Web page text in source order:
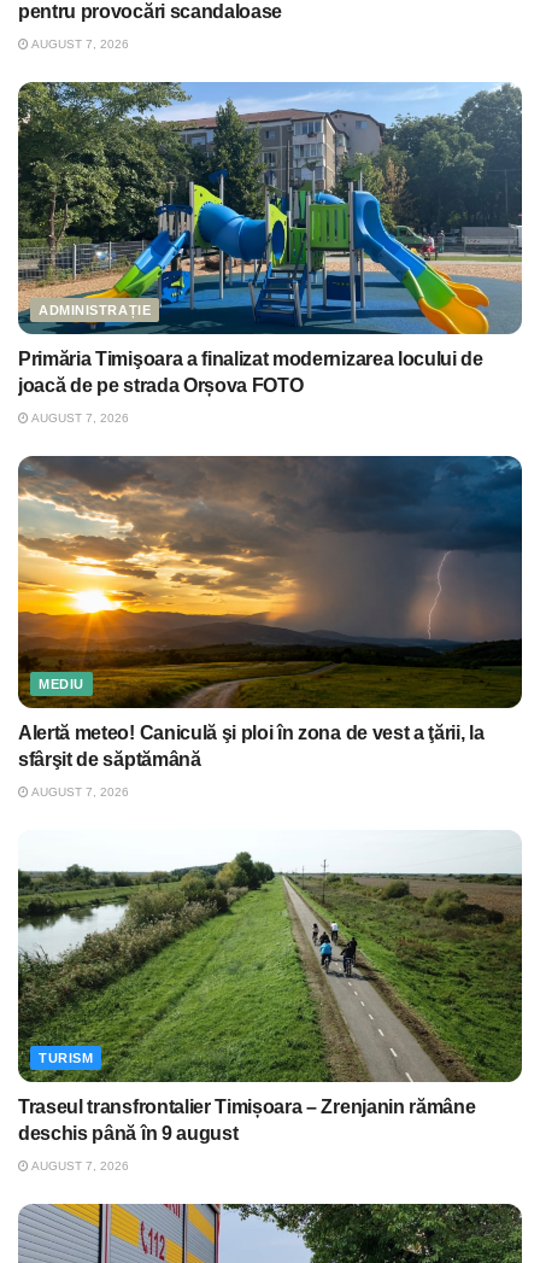
pentru provocări scandaloase
AUGUST 7, 2026
ADMINISTRAȚIE
Primăria Timişoara a finalizat modernizarea locului de
joacă de pe strada Orșova FOTO
AUGUST 7, 2026
MEDIU
Alertă meteo! Caniculă şi ploi în zona de vest a ţării, la
sfârşit de săptămână
AUGUST 7, 2026
TURISM
Traseul transfrontalier Timișoara – Zrenjanin rămâne
deschis până în 9 august
AUGUST 7, 2026